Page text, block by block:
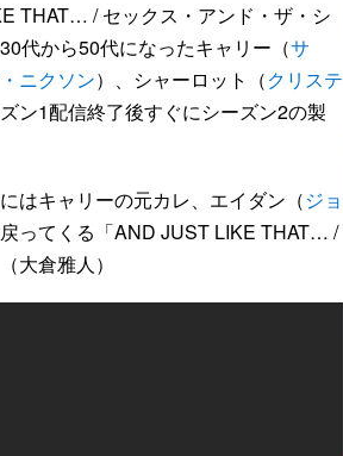
THAT… / セックス・アンド・ザ・シ
代から50代になったキャリー（サ
ニクソン）、シャーロット（クリステ
ン1配信終了後すぐにシーズン2の製
はキャリーの元カレ、エイダン（ジョ
ってくる「AND JUST LIKE THAT… /
大倉雅人）